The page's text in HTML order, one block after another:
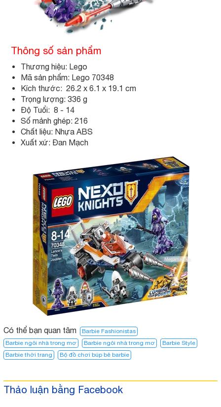
Thông số sản phẩm
Thương hiệu: Lego
Mã sản phẩm: Lego 70348
Kích thước: 26.2 x 6.1 x 19.1 cm
Trọng lượng: 336 g
Độ Tuổi: 8 - 14
Số mảnh ghép: 216
Chất liệu: Nhựa ABS
Xuất xứ: Đan Mạch
Có thể bạn quan tâm
Barbie Fashionistas
Barbie ngôi nhà trong mơ
Barbie ngôi nhà trong mơ​
Barbie Style
Barbie thời trang
Bộ đồ chơi búp bê barbie
Thảo luận bằng Facebook